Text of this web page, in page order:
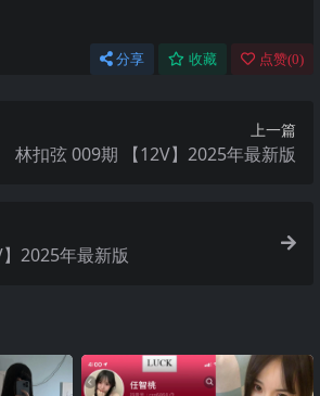
分享 收藏 点赞(0)
上一篇
林扣弦 009期 【12V】2025年最新版
2V】2025年最新版